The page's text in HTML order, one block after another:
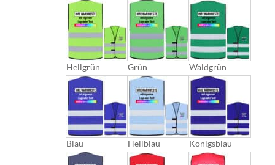
Hellgrün Grün Waldgrün
Blau Hellblau Königsblau